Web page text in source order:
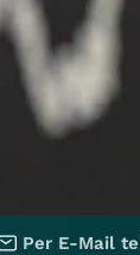
Per E-Mail